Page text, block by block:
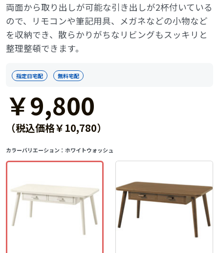
両面から取り出しが可能な引き出しが2杯付いている
ので、リモコンや筆記用具、メガネなどの小物など
を収納でき、散らかりがちなリビングもスッキリと
整理整頓できます。
指定日宅配 無料宅配
￥9,800
（税込価格￥10,780）
カラーバリエーション： ホワイトウォッシュ